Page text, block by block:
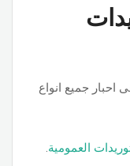
جميع انواع
العمومية.